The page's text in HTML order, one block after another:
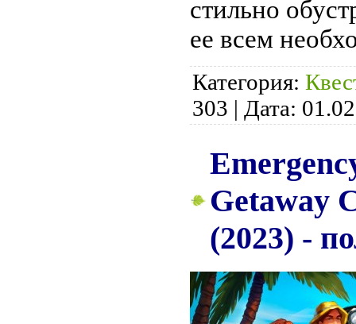
стильно
ее всем
Категория:
303 | Дата:
Getaway
(2023) -